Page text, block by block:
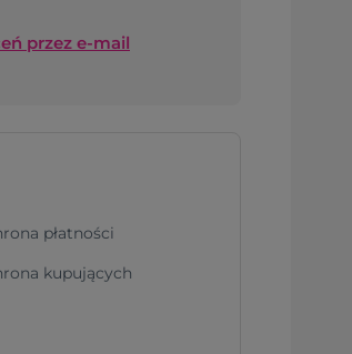
przez e-mail
płatności
kupujących